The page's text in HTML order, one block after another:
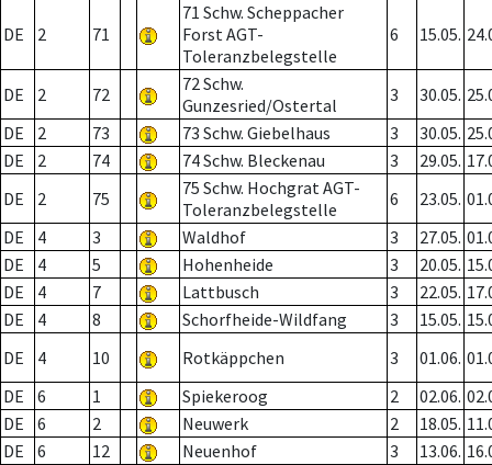
DE 2 71
71 Schw. Scheppacher
Forst AGT-
Toleranzbelegstelle
6 15.05.
DE 2 72
72 Schw.
Gunzesried/Ostertal
3 30.05.
DE
2 73 73 Schw. Giebelhaus 3 30.05.
DE
2 74 74 Schw. Bleckenau 3 29.05.
DE
2 75
75 Schw. Hochgrat AGT-
Toleranzbelegstelle
6 23.05.
DE
4 3 Waldhof 3 27.05.
DE
4 5 Hohenheide 3 20.05.
DE
4 7 Lattbusch 3 22.05.
DE
4 8 Schorfheide-Wildfang 3 15.05.
DE
4 10 Rotkäppchen 3 01.06.
DE
6 1 Spiekeroog 2 02.06.
DE
6 2 Neuwerk 2 18.05.
DE
6 12 Neuenhof 3 13.06.